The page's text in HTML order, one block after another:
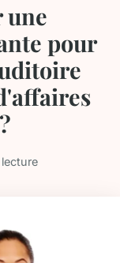
une
pour